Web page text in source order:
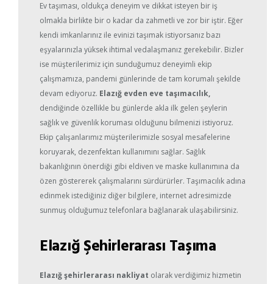
Ev taşıması, oldukça deneyim ve dikkat isteyen bir iş
olmakla birlikte bir o kadar da zahmetli ve zor bir iştir. Eğer
kendi imkanlarınız ile evinizi taşımak istiyorsanız bazı
eşyalarınızla yüksek ihtimal vedalaşmanız gerekebilir. Bizler
ise müşterilerimiz için sunduğumuz deneyimli ekip
çalışmamıza, pandemi günlerinde de tam korumalı şekilde
devam ediyoruz. Elazığ evden eve taşımacılık,
dendiğinde özellikle bu günlerde akla ilk gelen şeylerin
sağlık ve güvenlik koruması olduğunu bilmenizi istiyoruz.
Ekip çalışanlarımız müşterilerimizle sosyal mesafelerine
koruyarak, dezenfektan kullanımını sağlar. Sağlık
bakanlığının önerdiği gibi eldiven ve maske kullanımına da
özen göstererek çalışmalarını sürdürürler. Taşımacılık adına
edinmek istediğiniz diğer bilgilere, internet adresimizde
sunmuş olduğumuz telefonlara bağlanarak ulaşabilirsiniz.
Elazığ Şehirlerarası Taşıma
Elazığ şehirlerarası nakliyat olarak verdiğimiz hizmetin